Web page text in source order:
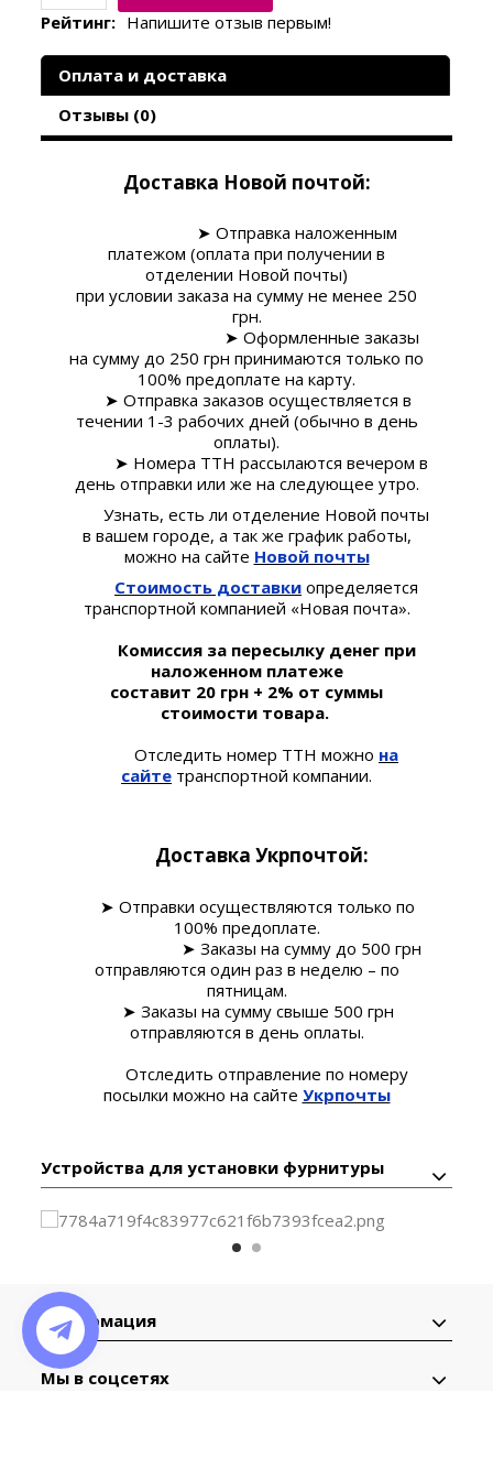
Рейтинг: Напишите отзыв первым!
Оплата и доставка
Отзывы (0)
Доставка Новой почтой:
➤ Отправка наложенным
платежом (оплата при получении в
отделении Новой почты)
при условии заказа на сумму не менее 250
грн.
➤ Оформленные заказы
на сумму до 250 грн принимаются только по
100% предоплате на карту.
➤ Отправка заказов осуществляется в
течении 1-3 рабочих дней (обычно в день
оплаты).
➤ Номера ТТН рассылаются вечером в
день отправки или же на следующее утро.
Узнать, есть ли отделение Новой почты
в вашем городе, а так же график работы,
можно на сайте Новой почты
Стоимость доставки определяется
транспортной компанией «Новая почта».
Комиссия за пересылку денег при
наложенном платеже
составит 20 грн + 2% от суммы
стоимости товара.
Отследить номер ТТН можно на
сайте транспортной компании.
Доставка Укрпочтой:
➤ Отправки осуществляются только по
100% предоплате.
➤ Заказы на сумму до 500 грн
отправляются один раз в неделю – по
пятницам.
➤ Заказы на сумму свыше 500 грн
отправляются в день оплаты.
Отследить отправление по номеру
посылки можно на сайте Укрпочты
Устройства для установки фурнитуры
Информация
Мы в соцсетях